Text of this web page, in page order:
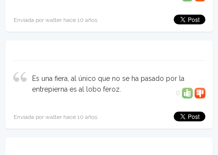
Enviada por walter hace 10 años
Es una fiera, al único que no se ha pasado por la
entrepierna es al lobo feroz.
0
Enviada por walter hace 10 años